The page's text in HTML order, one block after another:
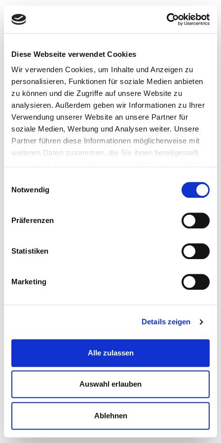
Diese Webseite verwendet Cookies
Wir verwenden Cookies, um Inhalte und Anzeigen zu
personalisieren, Funktionen für soziale Medien anbieten
zu können und die Zugriffe auf unsere Website zu
analysieren. Außerdem geben wir Informationen zu Ihrer
Verwendung unserer Website an unsere Partner für
soziale Medien, Werbung und Analysen weiter. Unsere
Partner führen diese Informationen möglicherweise mit
weiteren Daten zusammen, die Sie ihnen bereitgestellt
Notwendig
Präferenzen
Statistiken
Marketing
Details zeigen
Alle zulassen
Auswahl erlauben
Ablehnen
MKmoves
Impressum
An- und Verkauf von KFZ, Reifen Servies Maintal
All rights reserved